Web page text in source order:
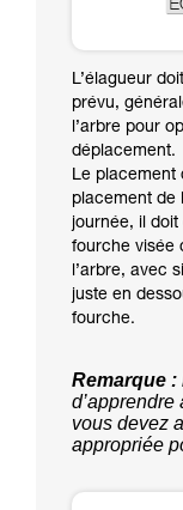
L’élagueur
prévu,
l’arbre pour
déplacement.
Le placement
placement de
journée, il
fourche visée
l’arbre, avec
juste en
fourche.
Remarque :
d’apprendre
vous devez
appropriée